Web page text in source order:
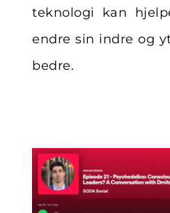
teknologi kan
endre sin indre og
bedre.